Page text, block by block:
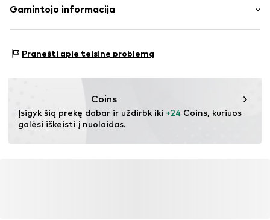
Krintanti medžiaga
Dydžių lentelė
Medžiaga: 100% Poliesteris – PES
Gamintojo informacija
7100 Vejle
Pranešti apie teisinę problemą
Coins
Įsigyk šią prekę dabar ir uždirbk iki +24 Coins, kuriuos
galėsi iškeisti į nuolaidas.